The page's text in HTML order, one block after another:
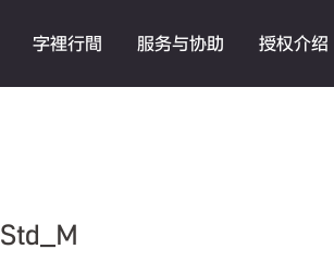
字裡行間 服务与协助 授权介绍